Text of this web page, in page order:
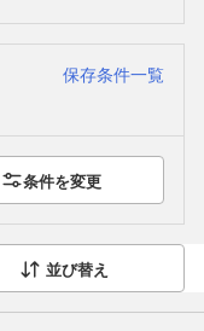
保存条件一覧
条件を変更
並び替え